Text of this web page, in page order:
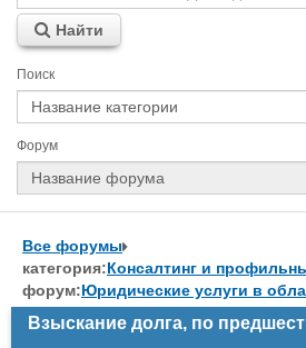
Найти
Поиск
Форум
Все форумы
категория:Консалтинг и
форум:Юридические услуги в
Взыскание долга, по